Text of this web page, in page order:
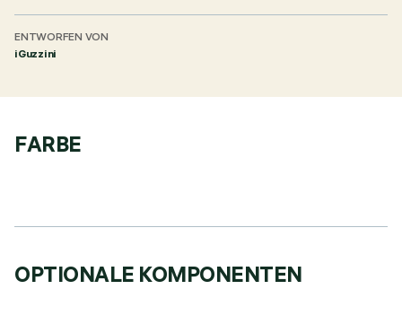
ENTWORFEN VON
iGuzzini
FARBE
OPTIONALE KOMPONENTEN